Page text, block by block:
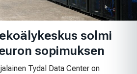
solmi
sopimuksen
Tydal Data Center on